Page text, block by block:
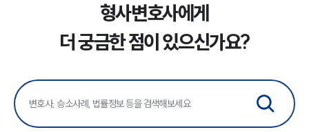
형사변호사에게
더 궁금한 점이 있으신가요?